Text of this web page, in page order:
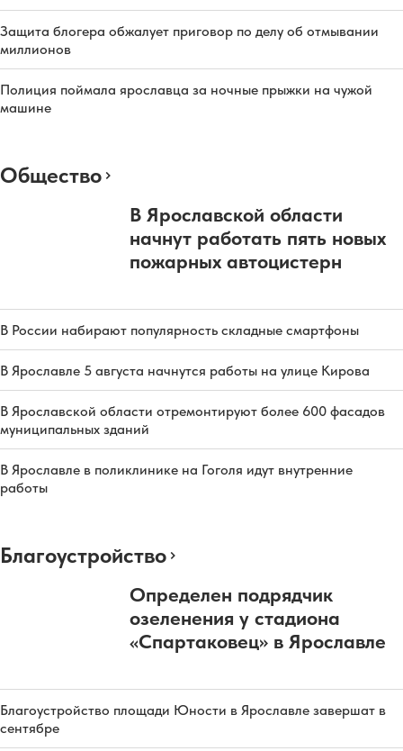
Защита блогера обжалует приговор по делу об отмывании
миллионов
Полиция поймала ярославца за ночные прыжки на чужой
машине
Общество
В Ярославской области
начнут работать пять новых
пожарных автоцистерн
В России набирают популярность складные смартфоны
В Ярославле 5 августа начнутся работы на улице Кирова
В Ярославской области отремонтируют более 600 фасадов
муниципальных зданий
В Ярославле в поликлинике на Гоголя идут внутренние
работы
Благоустройство
Определен подрядчик
озеленения у стадиона
«Спартаковец» в Ярославле
Благоустройство площади Юности в Ярославле завершат в
сентябре